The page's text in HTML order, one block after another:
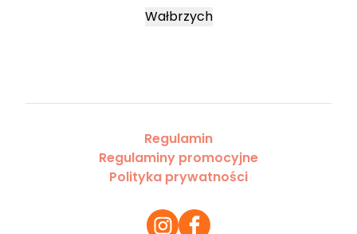
Wałbrzych
Regulamin
Regulaminy promocyjne
Polityka prywatności